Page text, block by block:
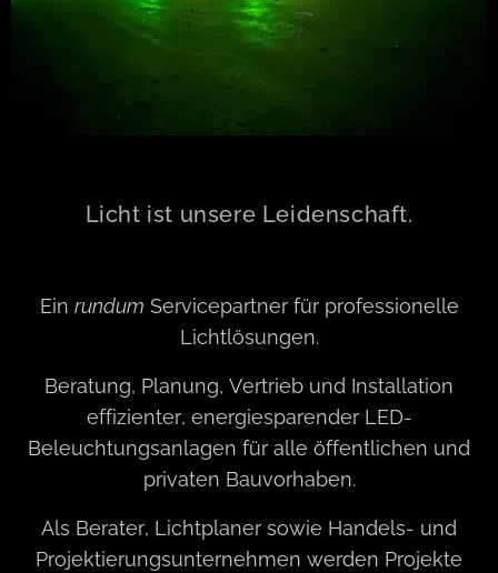
Licht ist unsere Leidenschaft.
Ein rundum Servicepartner für professionelle
Lichtlösungen.
Beratung, Planung, Vertrieb und Installation
effizienter, energiesparender LED-
Beleuchtungsanlagen für alle öffentlichen und
privaten Bauvorhaben.
Als Berater, Lichtplaner sowie Handels- und
Projektierungsunternehmen werden Projekte